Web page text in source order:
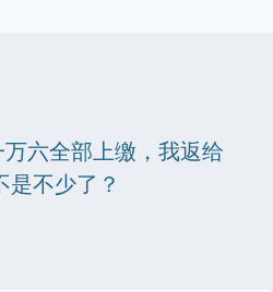
六全部上缴，我返给
不少了？